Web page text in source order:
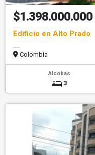
$1.398.000.000
Edificio en Alto Prado
Colombia
Alcobas
3